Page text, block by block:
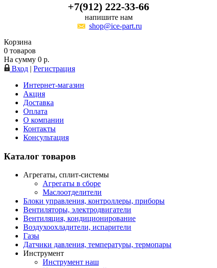
+7(912) 222-33-66
напишите нам
shop@ice-part.ru
Корзина
0 товаров
На сумму 0 р.
Вход | Регистрация
Интернет-магазин
Акция
Доставка
Оплата
О компании
Контакты
Консультация
Каталог товаров
Агрегаты, сплит-системы
Агрегаты в сборе
Маслоотделители
Блоки управления, контроллеры, приборы
Вентиляторы, электродвигатели
Вентиляция, кондиционирование
Воздухоохладители, испарители
Газы
Датчики давления, температуры, термопары
Инструмент
Инструмент наш